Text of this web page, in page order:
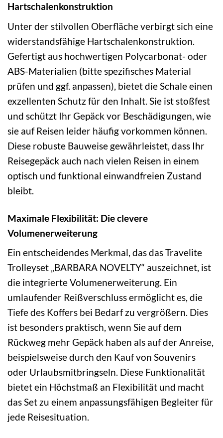
Hartschalenkonstruktion
Unter der stilvollen Oberfläche verbirgt sich eine
widerstandsfähige Hartschalenkonstruktion.
Gefertigt aus hochwertigen Polycarbonat- oder
ABS-Materialien (bitte spezifisches Material
prüfen und ggf. anpassen), bietet die Schale einen
exzellenten Schutz für den Inhalt. Sie ist stoßfest
und schützt Ihr Gepäck vor Beschädigungen, wie
sie auf Reisen leider häufig vorkommen können.
Diese robuste Bauweise gewährleistet, dass Ihr
Reisegepäck auch nach vielen Reisen in einem
optisch und funktional einwandfreien Zustand
bleibt.
Maximale Flexibilität: Die clevere
Volumenerweiterung
Ein entscheidendes Merkmal, das das Travelite
Trolleyset „BARBARA NOVELTY“ auszeichnet, ist
die integrierte Volumenerweiterung. Ein
umlaufender Reißverschluss ermöglicht es, die
Tiefe des Koffers bei Bedarf zu vergrößern. Dies
ist besonders praktisch, wenn Sie auf dem
Rückweg mehr Gepäck haben als auf der Anreise,
beispielsweise durch den Kauf von Souvenirs
oder Urlaubsmitbringseln. Diese Funktionalität
bietet ein Höchstmaß an Flexibilität und macht
das Set zu einem anpassungsfähigen Begleiter für
jede Reisesituation.